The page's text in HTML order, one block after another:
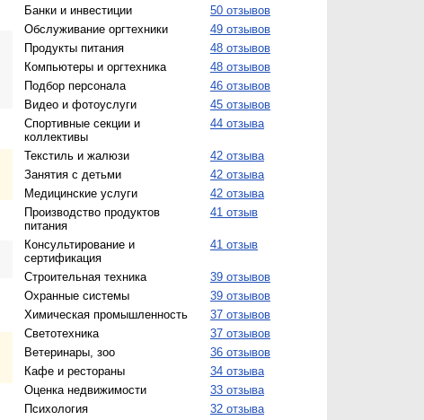
Банки и инвестиции
50 отзывов
Обслуживание оргтехники
49 отзывов
Продукты питания
48 отзывов
Компьютеры и оргтехника
48 отзывов
Подбор персонала
46 отзывов
Видео и фотоуслуги
45 отзывов
Спортивные секции и
коллективы
44 отзыва
Текстиль и жалюзи
42 отзыва
Занятия с детьми
42 отзыва
Медицинские услуги
42 отзыва
Производство продуктов
питания
41 отзыв
Консультирование и
сертификация
41 отзыв
Строительная техника
39 отзывов
Охранные системы
39 отзывов
Химическая промышленность
37 отзывов
Светотехника
37 отзывов
Ветеринары, зоо
36 отзывов
Кафе и рестораны
34 отзыва
Оценка недвижимости
33 отзыва
Психология
32 отзыва